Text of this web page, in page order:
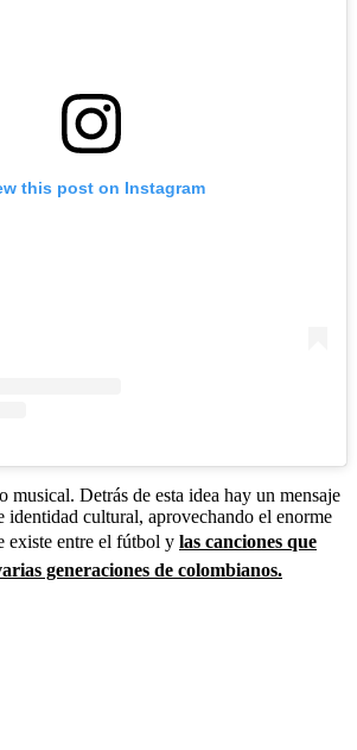
this post on Instagram
musical. Detrás de esta idea hay un mensaje
identidad cultural, aprovechando el enorme
existe entre el fútbol y las canciones que
generaciones de colombianos.